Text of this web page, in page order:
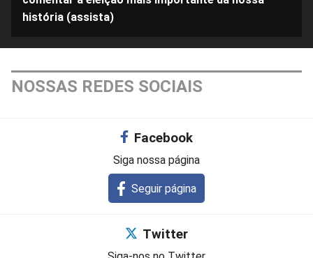
história (assista)
NOSSAS REDES SOCIAIS
Facebook
Siga nossa página
Seguir página
Twitter